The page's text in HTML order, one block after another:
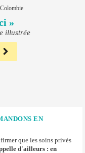
»
illustrée
EN
que les soins privés
d'ailleurs : en